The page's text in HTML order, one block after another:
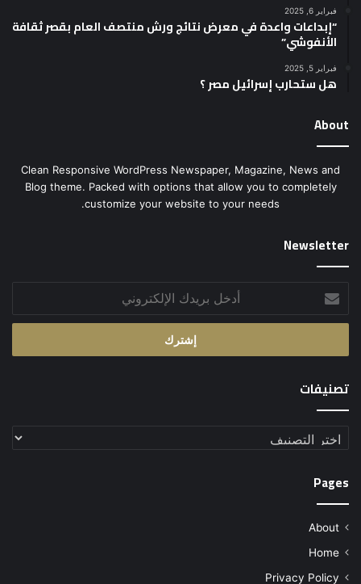
فبراير 6, 2025
“إبداعات واعدة في معرض نتائج ورش منتصف العام بقصر ثقافة
الأنفوشي”
فبراير 5, 2025
هل ستحارب إسرائيل مصر ؟
About
Clean Responsive WordPress Newspaper, Magazine, News and
Blog theme. Packed with options that allow you to completely
customize your website to your needs.
Newsletter
بريدك
الإلكتروني
تصنيفات
تصنيفات
Pages
About
Home
Privacy Policy